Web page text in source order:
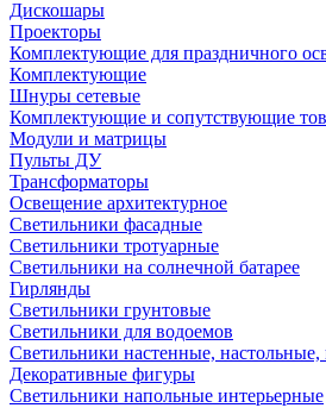
Дискошары
Проекторы
Комплектующие для праздничного
Комплектующие
Шнуры сетевые
Комплектующие и сопутствующие
Модули и матрицы
Пульты ДУ
Трансформаторы
Освещение архитектурное
Светильники фасадные
Светильники тротуарные
Светильники на солнечной батарее
Гирлянды
Светильники грунтовые
Светильники для водоемов
Светильники настенные, настольные,
Декоративные фигуры
Светильники напольные интерьерные